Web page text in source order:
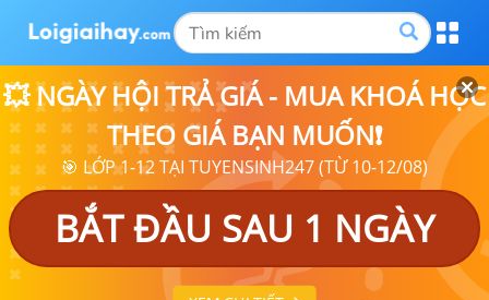
💥 NGÀY HỘI TRẢ GIÁ - MUA KHOÁ HỌC
THEO GIÁ BẠN MUỐN❗
🎯 LỚP 1-12 TẠI TUYENSINH247 (TỪ 10-12/08)
BẮT ĐẦU SAU 1 NGÀY